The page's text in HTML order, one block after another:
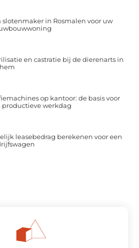
slotenmaker in Rosmalen voor uw
en castratie bij de dierenarts in
op kantoor: de basis voor
productieve werkdag
leasebedrag berekenen voor een